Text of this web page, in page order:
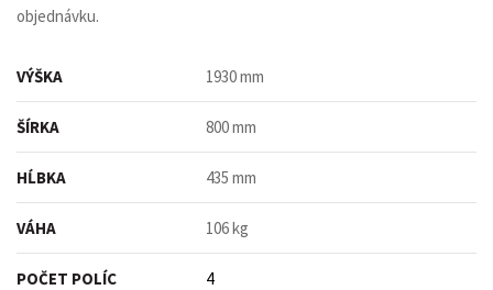
objednávku.
VÝŠKA 1930 mm
ŠÍRKA 800 mm
HĹBKA 435 mm
VÁHA 106 kg
POČET POLÍC 4